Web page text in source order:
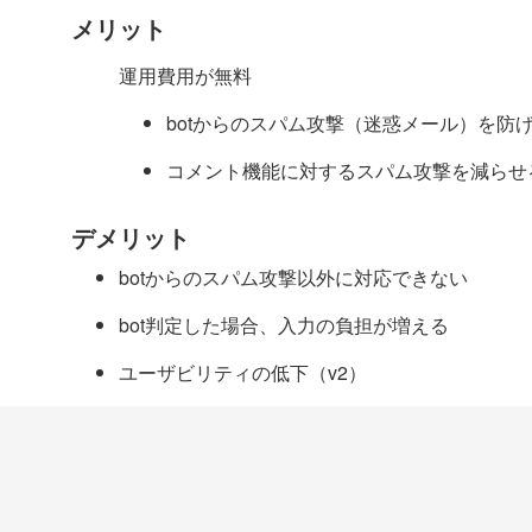
メリット
運用費用が無料
botからのスパム攻撃（迷惑メール）を防
コメント機能に対するスパム攻撃を減ら
デメリット
botからのスパム攻撃以外に対応できない
bot判定した場合、入力の負担が増える
ユーザビリティの低下（v2）